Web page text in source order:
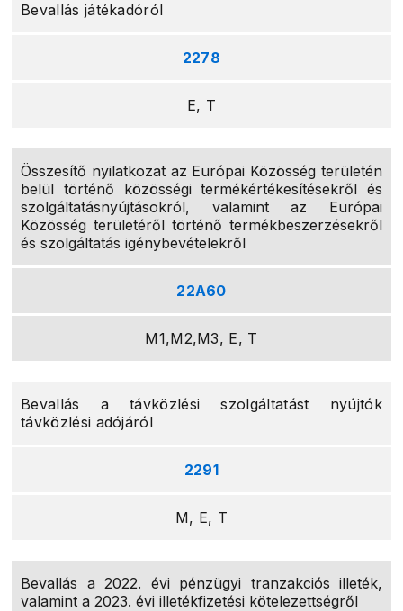
Bevallás játékadóról
2278
E, T
Összesítő nyilatkozat az Európai Közösség területén
belül történő közösségi termékértékesítésekről és
szolgáltatásnyújtásokról, valamint az Európai
Közösség területéről történő termékbeszerzésekről
és szolgáltatás igénybevételekről
22A60
M1,M2,M3, E, T
Bevallás a távközlési szolgáltatást nyújtók
távközlési adójáról
2291
M, E, T
Bevallás a 2022. évi pénzügyi tranzakciós illeték,
valamint a 2023. évi illetékfizetési kötelezettségről